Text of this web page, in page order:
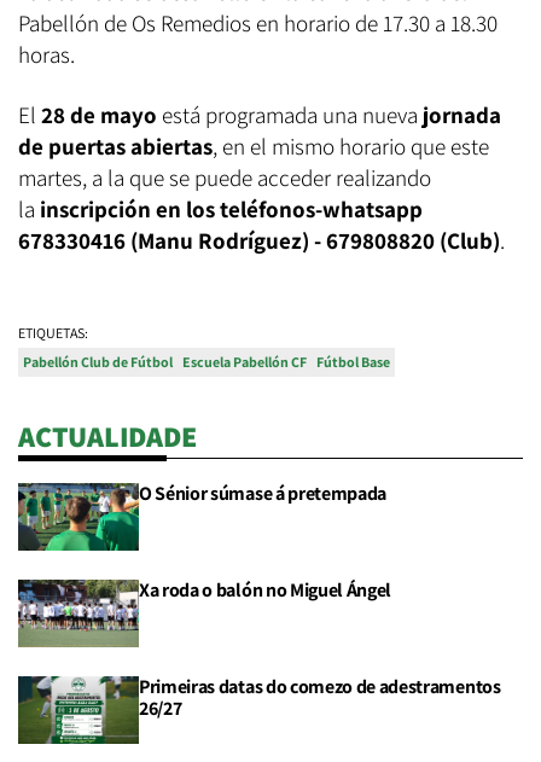
Pabellón de Os Remedios en horario de 17.30 a 18.30
horas.
El 28 de mayo está programada una nueva jornada
de puertas abiertas, en el mismo horario que este
martes, a la que se puede acceder realizando
la inscripción en los teléfonos-whatsapp
678330416 (Manu Rodríguez) - 679808820 (Club).
ETIQUETAS:
Pabellón Club de Fútbol Escuela Pabellón CF Fútbol Base
ACTUALIDADE
O Sénior súmase á pretempada
Xa roda o balón no Miguel Ángel
Primeiras datas do comezo de adestramentos
26/27